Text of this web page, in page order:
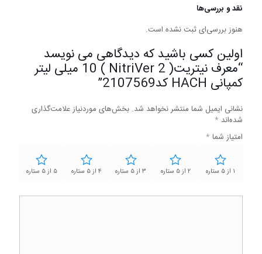
نقد و بررسی‌ها
هنوز بررسی‌ای ثبت نشده است.
اولین کسی باشید که دیدگاهی می نویسد
“معرف نیتریت( NitriVer 2 ) 10 میلی لیتر
کمپانی HACH کد2107569”
نشانی ایمیل شما منتشر نخواهد شد. بخش‌های موردنیاز علامت‌گذاری
شده‌اند *
امتیاز شما *
۱ از ۵ ستاره ۲ از ۵ ستاره ۳ از ۵ ستاره ۴ از ۵ ستاره ۵ از ۵ ستاره